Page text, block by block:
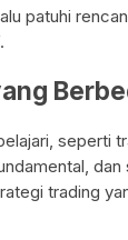
patuhi
seperti
trading